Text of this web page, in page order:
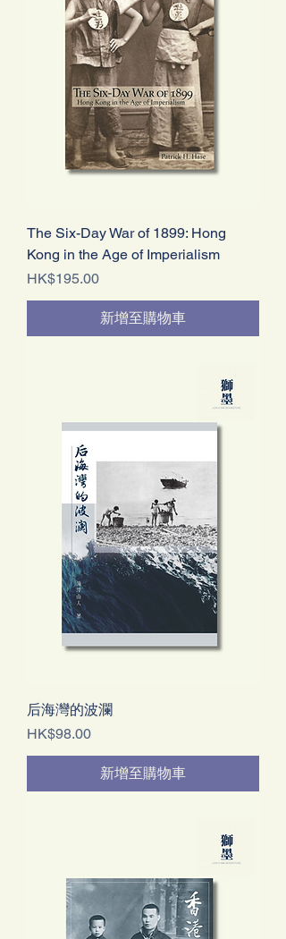
The Six-Day War of 1899: Hong
Kong in the Age of Imperialism
價格
HK$195.00
新增至購物車
后海灣的波瀾
價格
HK$98.00
新增至購物車